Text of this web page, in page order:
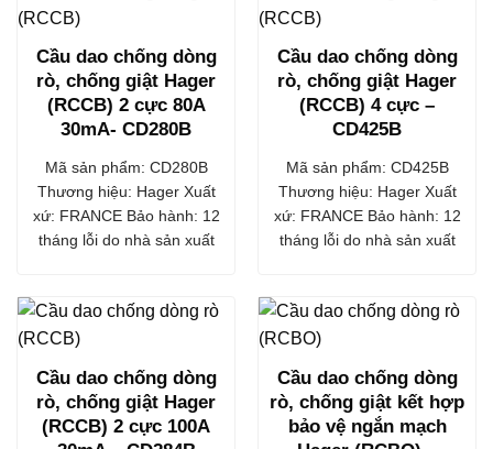
Cầu dao chống dòng
rò, chống giật Hager
(RCCB) 2 cực 80A
30mA- CD280B
Mã sản phẩm: CD280B
Thương hiệu: Hager Xuất
xứ: FRANCE Bảo hành: 12
tháng lỗi do nhà sản xuất
Cầu dao chống dòng
rò, chống giật Hager
(RCCB) 4 cực –
CD425B
Mã sản phẩm: CD425B
Thương hiệu: Hager Xuất
xứ: FRANCE Bảo hành: 12
tháng lỗi do nhà sản xuất
Cầu dao chống dòng
rò, chống giật Hager
(RCCB) 2 cực 100A
Cầu dao chống dòng
rò, chống giật kết hợp
bảo vệ ngắn mạch